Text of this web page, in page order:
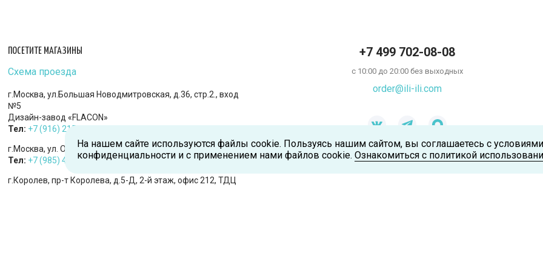
ПОСЕТИТЕ МАГАЗИНЫ
Схема проезда
г.Москва, ул.Большая Новодмитровская, д.36, стр.2., вход
№5
Дизайн-завод «FLACON»
Тел: +7 (916) 215-94-95
г.Москва, ул. Орджоникидзе, д.9, к.1
Тел: +7 (985) 474-33-36
г.Королев, пр-т Королева, д.5-Д, 2-й этаж, офис 212, ТДЦ
+7 499 702-08-08
с 10:00 до 20:00 без выходных
order@ili-ili.com
На нашем сайте используются файлы cookie. Пользуясь нашим сайтом, вы соглашаетесь с
конфиденциальности и с применением нами файлов cookie. Ознакомиться с политикой